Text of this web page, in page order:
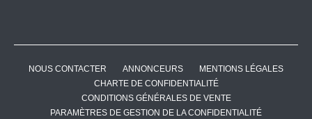
NOUS CONTACTER ANNONCEURS
MENTIONS LÉGALES
CHARTE DE CONFIDENTIALITÉ
CONDITIONS GÉNÉRALES DE VENTE
PARAMÈTRES DE GESTION DE LA CONFIDENTIALITÉ